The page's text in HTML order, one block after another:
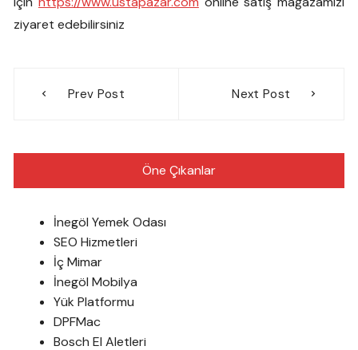
ziyaret edebilirsiniz
gezinmesi
Prev Post Next Post
Öne Çıkanlar
İnegöl Yemek Odası
SEO Hizmetleri
İç Mimar
İnegöl Mobilya
Yük Platformu
DPFMac
Bosch El Aletleri